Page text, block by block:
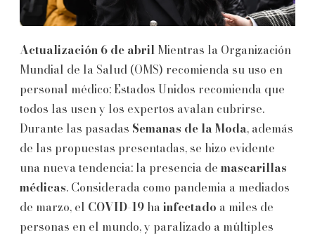
Actualización 6 de abril Mientras la Organización
Mundial de la Salud (OMS) recomienda su uso en
personal médico; Estados Unidos recomienda que
todos las usen y los expertos avalan cubrirse.
Durante las pasadas Semanas de la Moda, además
de las propuestas presentadas, se hizo evidente
una nueva tendencia: la presencia de mascarillas
médicas. Considerada como pandemia a mediados
de marzo, el COVID-19 ha infectado a miles de
personas en el mundo, y paralizado a múltiples